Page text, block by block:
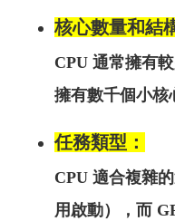
核心數量和結
CPU 通常擁有
擁有數千個小核
任務類型 ：
CPU 適合複雜
用啟動），而